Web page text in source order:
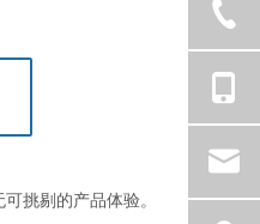
挑剔的产品体验。